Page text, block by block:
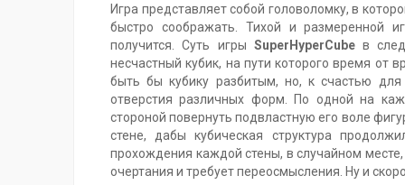
Игра представляет собой головоломку, в
быстро соображать. Тихой и размеренной
получится. Суть игры SuperHyperCubeв
несчастный кубик, на пути которого время от
быть бы кубику разбитым, но, к счастью для
отверстия различных форм. По одной на
стороной повернуть подвластную его воле
стене, дабы кубическая структура
прохождения каждой стены, в случайном
очертания и требует переосмысления. Ну и